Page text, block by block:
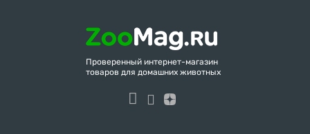
Проверенный интернет-магазин
товаров для домашних животных